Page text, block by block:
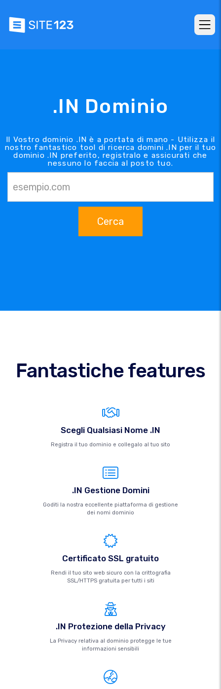
.IN Dominio
Il Vostro dominio .IN è a portata di mano - Utilizza il
nostro fantastico tool di ricerca domini .IN per il tuo
dominio .IN preferito, registralo e assicurati che
nessuno lo faccia al posto tuo.
Cerca
Fantastiche features
Scegli Qualsiasi Nome .IN
Registra il tuo dominio e collegalo al tuo sito
.IN Gestione Domini
Goditi la nostra eccellente piattaforma di gestione
dei nomi dominio
Certificato SSL gratuito
Rendi il tuo sito web sicuro con la crittografia
SSL/HTTPS gratuita per tutti i siti
.IN Protezione della Privacy
La Privacy relativa al dominio protegge le tue
informazioni sensibili